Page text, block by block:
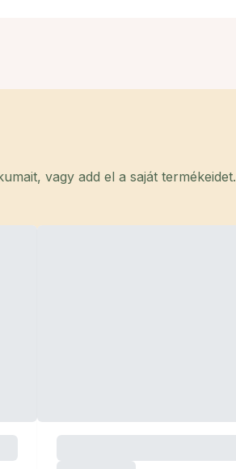
vagy add el a saját termékeidet.